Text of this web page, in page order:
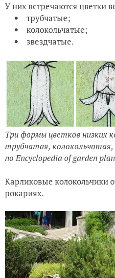
У них встречаются цветки
трубчатые;
колокольчатые;
звездчатые.
Три формы цветков низких
трубчатая, колокольчатая,
по Encyclopedia of garden
Карликовые колокольчики
рокариях.